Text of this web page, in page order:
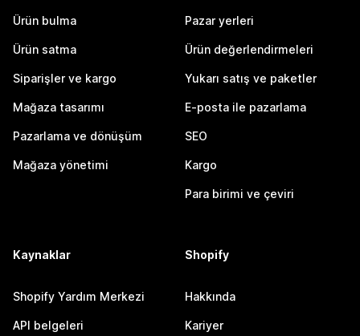
Ürün bulma
Ürün satma
Siparişler ve kargo
Mağaza tasarımı
Pazarlama ve dönüşüm
Mağaza yönetimi
Pazar yerleri
Ürün değerlendirmeleri
Yukarı satış ve paketler
E-posta ile pazarlama
SEO
Kargo
Para birimi ve çeviri
Kaynaklar
Shopify Yardım Merkezi
API belgeleri
Shopify
Hakkında
Kariyer